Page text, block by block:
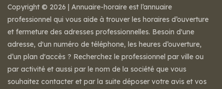
Copyright © 2026 | Annuaire-horaire est l’annuaire
professionnel qui vous aide à trouver les horaires d’ouverture
et fermeture des adresses professionnelles. Besoin d'une
adresse, d'un numéro de téléphone, les heures d’ouverture,
d’un plan d'accès ? Recherchez le professionnel par ville ou
par activité et aussi par le nom de la société que vous
souhaitez contacter et par la suite déposer votre avis et vos